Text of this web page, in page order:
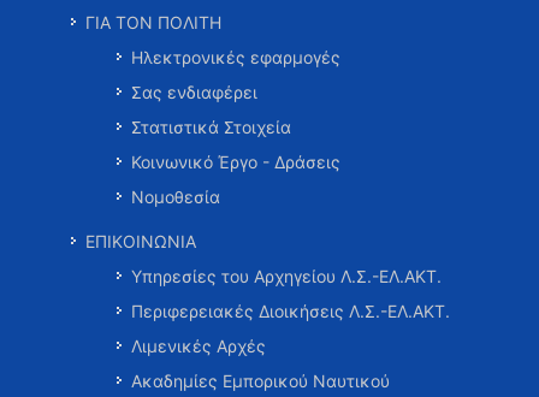
ΓΙΑ ΤΟΝ ΠΟΛΙΤΗ
Ηλεκτρονικές εφαρμογές
Σας ενδιαφέρει
Στατιστικά Στοιχεία
Κοινωνικό Έργο - Δράσεις
Νομοθεσία
ΕΠΙΚΟΙΝΩΝΙΑ
Υπηρεσίες του Αρχηγείου Λ.Σ.-ΕΛ.ΑΚΤ.
Περιφερειακές Διοικήσεις Λ.Σ.-ΕΛ.ΑΚΤ.
Λιμενικές Αρχές
Ακαδημίες Εμπορικού Ναυτικού